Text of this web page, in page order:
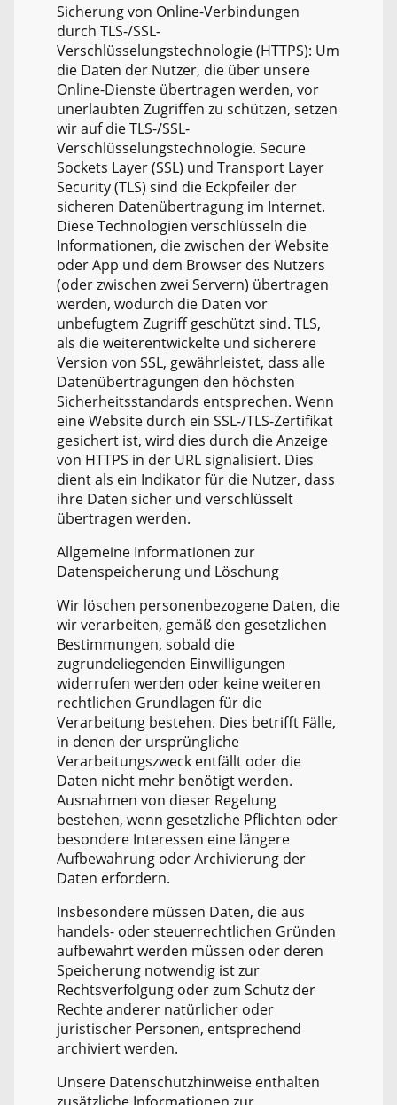
Sicherung von Online-Verbindungen
durch TLS-/SSL-
Verschlüsselungstechnologie (HTTPS): Um
die Daten der Nutzer, die über unsere
Online-Dienste übertragen werden, vor
unerlaubten Zugriffen zu schützen, setzen
wir auf die TLS-/SSL-
Verschlüsselungstechnologie. Secure
Sockets Layer (SSL) und Transport Layer
Security (TLS) sind die Eckpfeiler der
sicheren Datenübertragung im Internet.
Diese Technologien verschlüsseln die
Informationen, die zwischen der Website
oder App und dem Browser des Nutzers
(oder zwischen zwei Servern) übertragen
werden, wodurch die Daten vor
unbefugtem Zugriff geschützt sind. TLS,
als die weiterentwickelte und sicherere
Version von SSL, gewährleistet, dass alle
Datenübertragungen den höchsten
Sicherheitsstandards entsprechen. Wenn
eine Website durch ein SSL-/TLS-Zertifikat
gesichert ist, wird dies durch die Anzeige
von HTTPS in der URL signalisiert. Dies
dient als ein Indikator für die Nutzer, dass
ihre Daten sicher und verschlüsselt
übertragen werden.
Allgemeine Informationen zur
Datenspeicherung und Löschung
Wir löschen personenbezogene Daten, die
wir verarbeiten, gemäß den gesetzlichen
Bestimmungen, sobald die
zugrundeliegenden Einwilligungen
widerrufen werden oder keine weiteren
rechtlichen Grundlagen für die
Verarbeitung bestehen. Dies betrifft Fälle,
in denen der ursprüngliche
Verarbeitungszweck entfällt oder die
Daten nicht mehr benötigt werden.
Ausnahmen von dieser Regelung
bestehen, wenn gesetzliche Pflichten oder
besondere Interessen eine längere
Aufbewahrung oder Archivierung der
Daten erfordern.
Insbesondere müssen Daten, die aus
handels- oder steuerrechtlichen Gründen
aufbewahrt werden müssen oder deren
Speicherung notwendig ist zur
Rechtsverfolgung oder zum Schutz der
Rechte anderer natürlicher oder
juristischer Personen, entsprechend
archiviert werden.
Unsere Datenschutzhinweise enthalten